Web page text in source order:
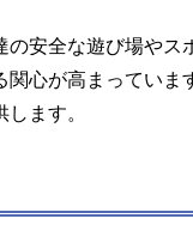
安全な遊び場や
関心が高まってい
ます。